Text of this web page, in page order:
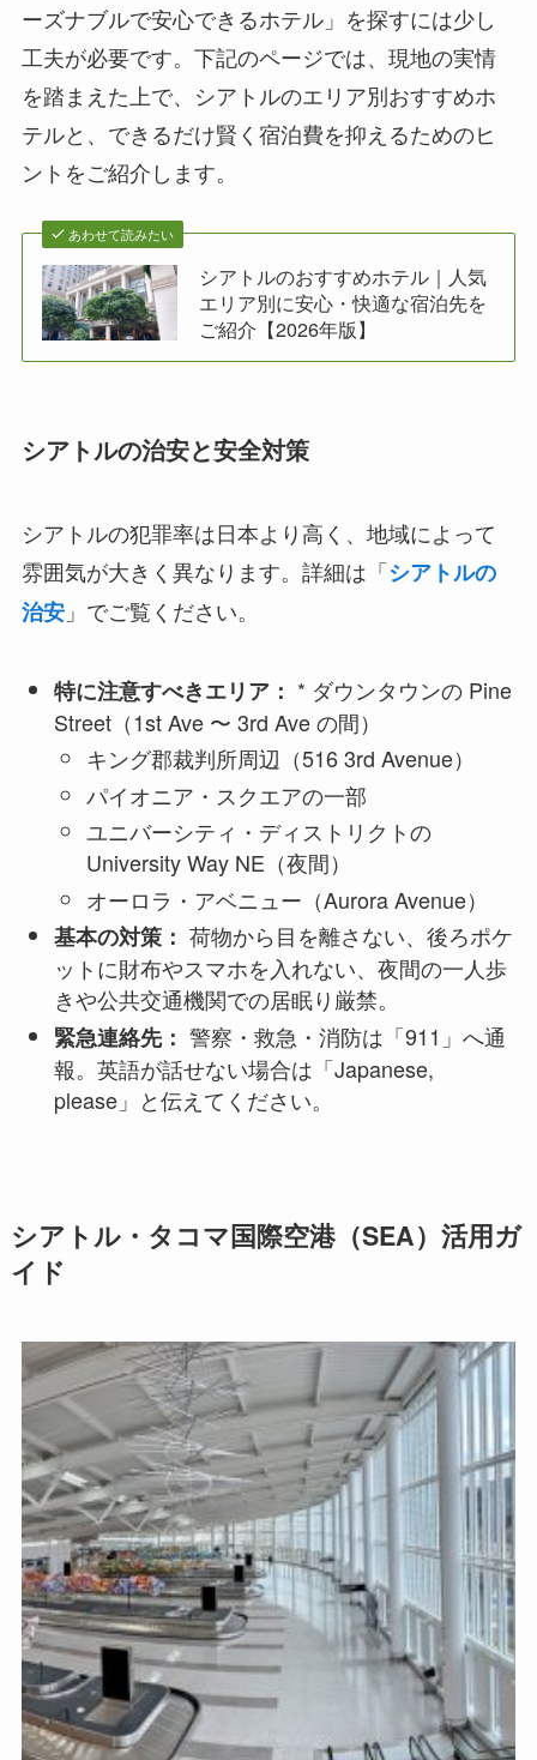
ーズナブルで安心できるホテル」を探すには少し
工夫が必要です。下記のページでは、現地の実情
を踏まえた上で、シアトルのエリア別おすすめホ
テルと、できるだけ賢く宿泊費を抑えるためのヒ
ントをご紹介します。
あわせて読みたい
シアトルのおすすめホテル｜人気
エリア別に安心・快適な宿泊先を
ご紹介【2026年版】
シアトルの治安と安全対策
シアトルの犯罪率は日本より高く、地域によって
雰囲気が大きく異なります。詳細は「シアトルの
治安」でご覧ください。
特に注意すべきエリア： * ダウンタウンの Pine
Street（1st Ave 〜 3rd Ave の間）
キング郡裁判所周辺（516 3rd Avenue）
パイオニア・スクエアの一部
ユニバーシティ・ディストリクトの
University Way NE（夜間）
オーロラ・アベニュー（Aurora Avenue）
基本の対策： 荷物から目を離さない、後ろポケ
ットに財布やスマホを入れない、夜間の一人歩
きや公共交通機関での居眠り厳禁。
緊急連絡先： 警察・救急・消防は「911」へ通
報。英語が話せない場合は「Japanese,
please」と伝えてください。
シアトル・タコマ国際空港（SEA）活用ガ
イド